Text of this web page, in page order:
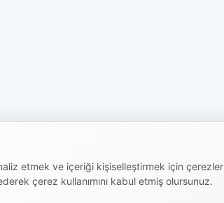
etmek ve içeriği kişiselleştirmek için çerezler
çerez kullanımını kabul etmiş olursunuz.